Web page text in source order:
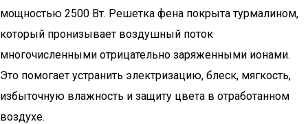
мощностью 2500 Вт. Решетка фена покрыта турмалином,
который пронизывает воздушный поток
многочисленными отрицательно заряженными ионами.
Это помогает устранить электризацию, блеск, мягкость,
избыточную влажность и защиту цвета в отработанном
воздухе.